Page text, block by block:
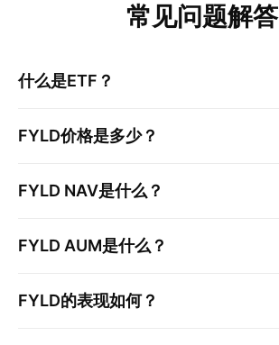
常见问题解答
什么是ETF？
FYLD价格是多少？
FYLD NAV是什么？
FYLD AUM是什么？
FYLD的表现如何？